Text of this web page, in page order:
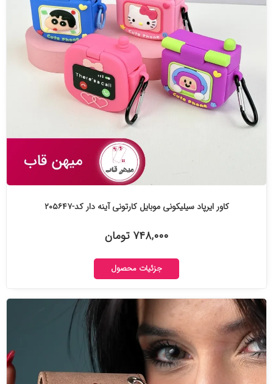
کاور ایرپاد سیلیکونی موبایل کارتونی آینه دار کد-۲۰۵۶۴۷
۷۴۸,۰۰۰ تومان
جزئیات محصول